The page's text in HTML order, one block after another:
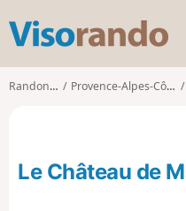
s
o
Randonnées Provence-Alpes-Côte d'Azur
Le Château de